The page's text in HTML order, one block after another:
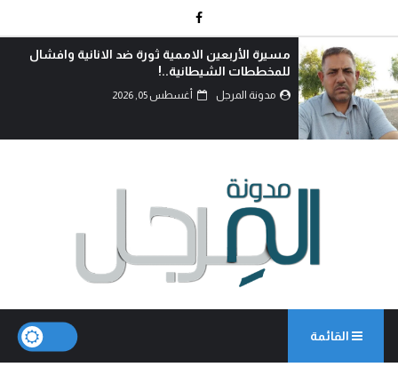
من يشهد بالحق؟!
مدونة المرجل أغسطس 05, 2026
القائمة